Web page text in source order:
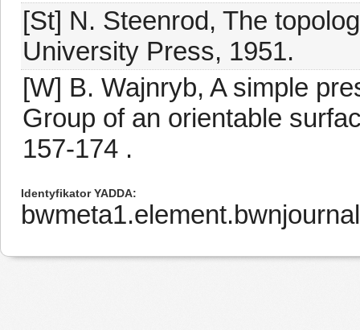
[St] N. Steenrod, The
University Press, 1951.
[W] B. Wajnryb, A simple
Group of an orientable
157-174 .
Identyfikator YADDA